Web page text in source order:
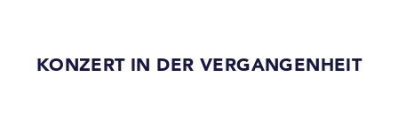
KONZERT IN DER VERGANGENHEIT